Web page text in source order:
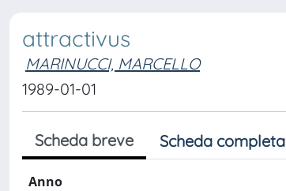
attractivus
MARINUCCI, MARCELLO
1989-01-01
Scheda breve Scheda completa
Anno